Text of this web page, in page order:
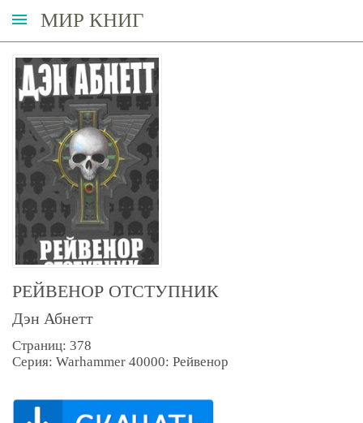
МИР КНИГ
РЕЙВЕНОР ОТСТУПНИК
Дэн Абнетт
Страниц: 378
Серия: Warhammer 40000: Рейвенор